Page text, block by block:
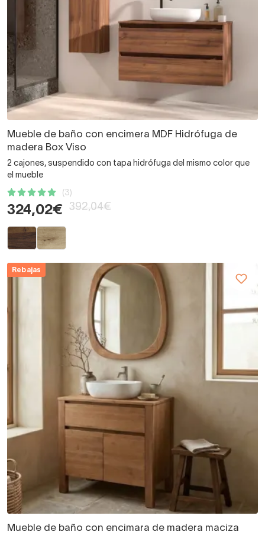
Mueble de baño con encimera MDF Hidrófuga de
madera Box Viso
2 cajones, suspendido con tapa hidrófuga del mismo color que
el mueble
(3)
324,02€ 392,04€
Rebajas
Mueble de baño con encimara de madera maciza